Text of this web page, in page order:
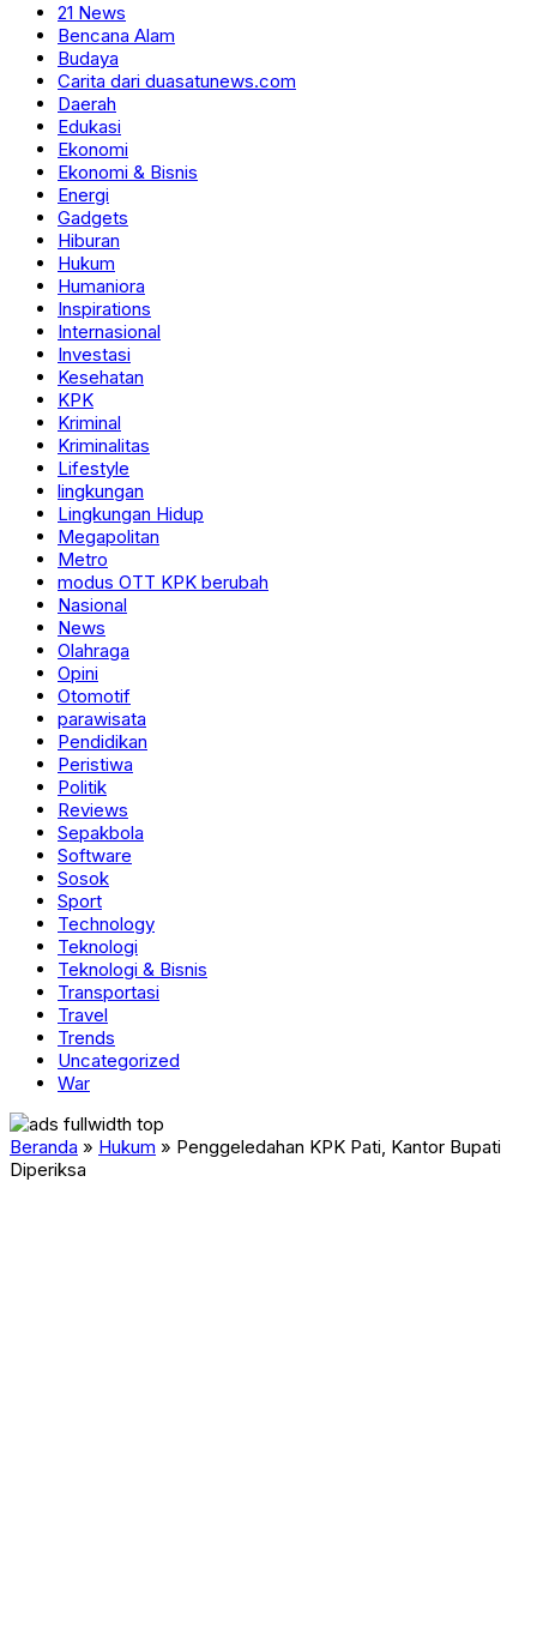
21 News
Bencana Alam
Budaya
Carita dari duasatunews.com
Daerah
Edukasi
Ekonomi
Ekonomi & Bisnis
Energi
Gadgets
Hiburan
Hukum
Humaniora
Inspirations
Internasional
Investasi
Kesehatan
KPK
Kriminal
Kriminalitas
Lifestyle
lingkungan
Lingkungan Hidup
Megapolitan
Metro
modus OTT KPK berubah
Nasional
News
Olahraga
Opini
Otomotif
parawisata
Pendidikan
Peristiwa
Politik
Reviews
Sepakbola
Software
Sosok
Sport
Technology
Teknologi
Teknologi & Bisnis
Transportasi
Travel
Trends
Uncategorized
War
Beranda » Hukum » Penggeledahan KPK Pati, Kantor Bupati
Diperiksa